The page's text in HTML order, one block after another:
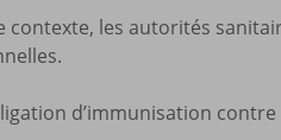
contexte, les autorités
d’immunisation